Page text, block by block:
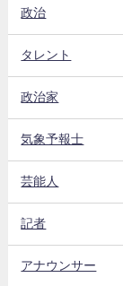
政治
タレント
政治家
気象予報士
芸能人
記者
アナウンサー